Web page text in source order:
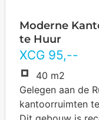
Moderne
te Huur
XCG 95,--
40 m2
Gelegen aan de
kantoorruimten